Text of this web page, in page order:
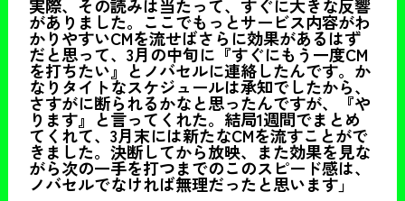
実際、その読みは当たって、すぐに大きな反響
がありました。ここでもっとサービス内容がわ
かりやすいCMを流せばさらに効果があるはず
だと思って、3月の中旬に『すぐにもう一度CM
を打ちたい』とノバセルに連絡したんです。か
なりタイトなスケジュールは承知でしたから、
さすがに断られるかなと思ったんですが、『や
ります』と言ってくれた。結局1週間でまとめ
てくれて、3月末には新たなCMを流すことがで
きました。決断してから放映、また効果を見な
がら次の一手を打つまでのこのスピード感は、
ノバセルでなければ無理だったと思います」